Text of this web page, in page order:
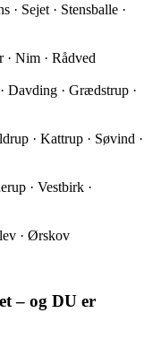
· Sejet · Stensballe ·
· Nim · Rådved
Davding · Grædstrup ·
· Kattrup · Søvind ·
· Vestbirk ·
· Ørskov
– og DU er